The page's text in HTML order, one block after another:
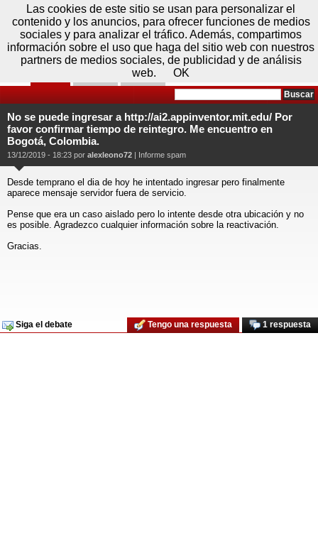
Videos
No se puede ingresar a http://ai2.appinventor.mit.edu/ Por
favor confirmar tiempo de reintegro. Me encuentro en
Bogotá, Colombia.
13/12/2019 - 18:23 por alexleono72 | Informe spam
Desde temprano el dia de hoy he intentado ingresar pero finalmente
aparece mensaje servidor fuera de servicio.
Pense que era un caso aislado pero lo intente desde otra ubicación y no
es posible. Agradezco cualquier información sobre la reactivación.
Gracias.
Siga el debate 1 respuesta
Tengo una respuesta
Sábado 08 de agosto - 17:19 Registrar Conectar
Las cookies de este sitio se usan para personalizar el
contenido y los anuncios, para ofrecer funciones de medios
sociales y para analizar el tráfico. Además, compartimos
información sobre el uso que haga del sitio web con nuestros
partners de medios sociales, de publicidad y de análisis
web.
OK